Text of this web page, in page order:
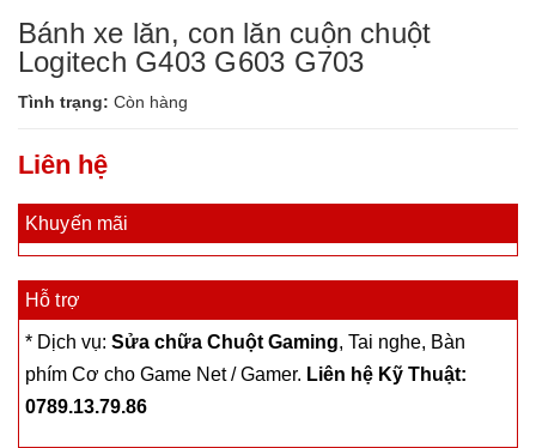
Bánh xe lăn, con lăn cuộn chuột
Logitech G403 G603 G703
Tình trạng: Còn hàng
Liên hệ
Khuyến mãi
Hỗ trợ
* Dịch vụ: Sửa chữa Chuột Gaming, Tai nghe, Bàn
phím Cơ cho Game Net / Gamer. Liên hệ Kỹ Thuật:
0789.13.79.86